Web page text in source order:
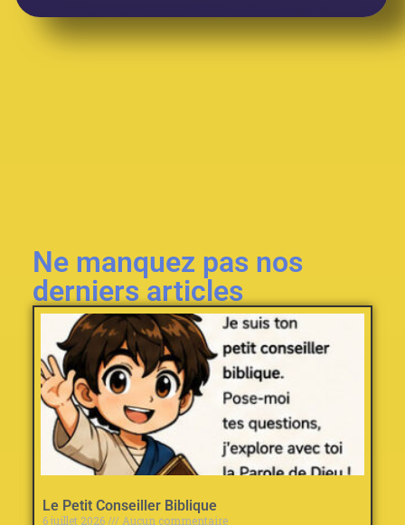
Ne manquez pas nos
derniers articles
Le Petit Conseiller Biblique
6 juillet 2026 Aucun commentaire